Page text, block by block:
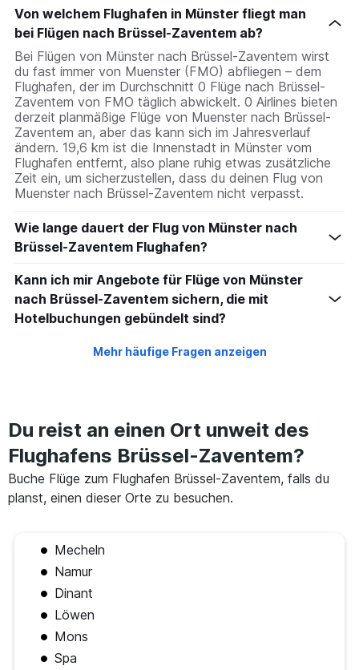
Von welchem Flughafen in Münster fliegt man
bei Flügen nach Brüssel-Zaventem ab?
Bei Flügen von Münster nach Brüssel-Zaventem wirst
du fast immer von Muenster (FMO) abfliegen – dem
Flughafen, der im Durchschnitt 0 Flüge nach Brüssel-
Zaventem von FMO täglich abwickelt. 0 Airlines bieten
derzeit planmäßige Flüge von Muenster nach Brüssel-
Zaventem an, aber das kann sich im Jahresverlauf
ändern. 19,6 km ist die Innenstadt in Münster vom
Flughafen entfernt, also plane ruhig etwas zusätzliche
Zeit ein, um sicherzustellen, dass du deinen Flug von
Muenster nach Brüssel-Zaventem nicht verpasst.
Wie lange dauert der Flug von Münster nach
Brüssel-Zaventem Flughafen?
Kann ich mir Angebote für Flüge von Münster
nach Brüssel-Zaventem sichern, die mit
Hotelbuchungen gebündelt sind?
Mehr häufige Fragen anzeigen
Du reist an einen Ort unweit des
Flughafens Brüssel-Zaventem?
Buche Flüge zum Flughafen Brüssel-Zaventem, falls du
planst, einen dieser Orte zu besuchen.
Mecheln
Namur
Dinant
Löwen
Mons
Spa